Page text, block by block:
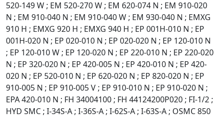
520-149 W ; EM 520-270 W ; EM 620-074 N ; EM 910-020
N ; EM 910-040 N ; EM 910-040 W ; EM 930-040 N ; EMXG
910 H ; EMXG 920 H ; EMXG 940 H ; EP 001H-010 N ; EP
001H-020 N ; EP 020-010 N ; EP 020-020 N ; EP 120-010 N
; EP 120-010 W ; EP 120-020 N ; EP 220-010 N ; EP 220-020
N ; EP 320-020 N ; EP 420-005 N ; EP 420-010 N ; EP 420-
020 N ; EP 520-010 N ; EP 620-020 N ; EP 820-020 N ; EP
910-005 N ; EP 910-005 V ; EP 910-010 N ; EP 910-020 N ;
EPA 420-010 N ; FH 34004100 ; FH 44124200P020 ; FI-1/2 ;
HYD SMC ; I-34S-A ; I-36S-A ; I-62S-A ; I-63S-A ; OSMC 850